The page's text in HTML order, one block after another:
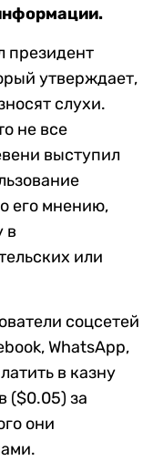
президент
утверждает,
слухи.
не все
выступил
его мнению,
в
или
соцсетей
WhatsApp,
в казну
($0.05) за
они